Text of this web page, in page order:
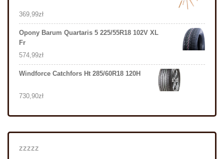
369,99zł
Opony Barum Quartaris 5 225/55R18 102V XL
Fr
574,99zł
Windforce Catchfors Ht 285/60R18 120H
730,90zł
zzzzz